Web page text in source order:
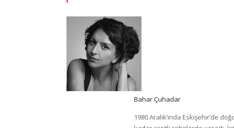
Bahar Çuhadar
1980 Aralık’ında Eskişehir’de